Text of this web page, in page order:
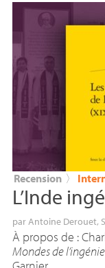
Recension 〉
L’Inde
parAntoine Derouet,
À propos de :
Mondes de